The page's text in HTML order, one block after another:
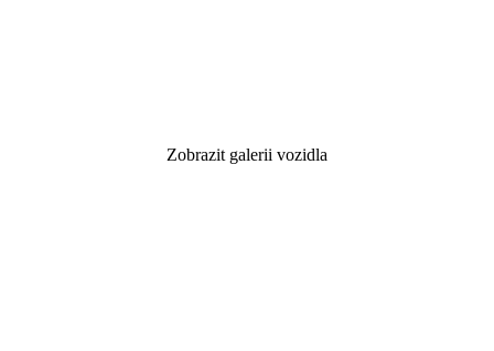
Zobrazit galerii vozidla